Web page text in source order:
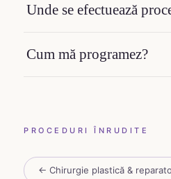
Unde se efectuează
Cum mă programez?
PROCEDURI ÎNRUDITE
← Chirurgie plastică &